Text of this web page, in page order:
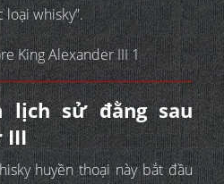
loại whisky”.
lịch sử đằng sau
III
huyền thoại này bắt đầu